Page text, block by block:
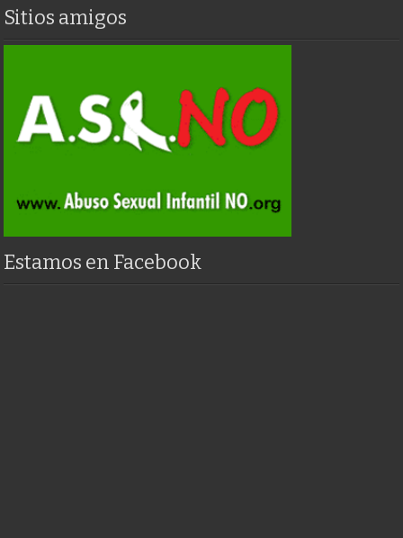
Sitios amigos
Estamos en Facebook